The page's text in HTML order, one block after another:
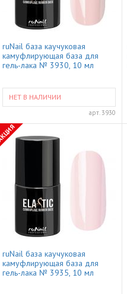
ruNail база каучуковая
камуфлирующая база для
гель-лака № 3930, 10 мл
НЕТ В НАЛИЧИИ
арт. 3930
ruNail база каучуковая
камуфлирующая база для
гель-лака № 3935, 10 мл